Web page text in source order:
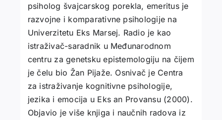
psiholog švajcarskog porekla, emeritus je
razvojne i komparativne psihologije na
Univerzitetu Eks Marsej. Radio je kao
istraživač-saradnik u Međunarodnom
centru za genetsku epistemologiju na čijem
je čelu bio Žan Pijaže. Osnivač je Centra
za istraživanje kognitivne psihologije,
jezika i emocija u Eks an Provansu (2000).
Objavio je više knjiga i naučnih radova iz